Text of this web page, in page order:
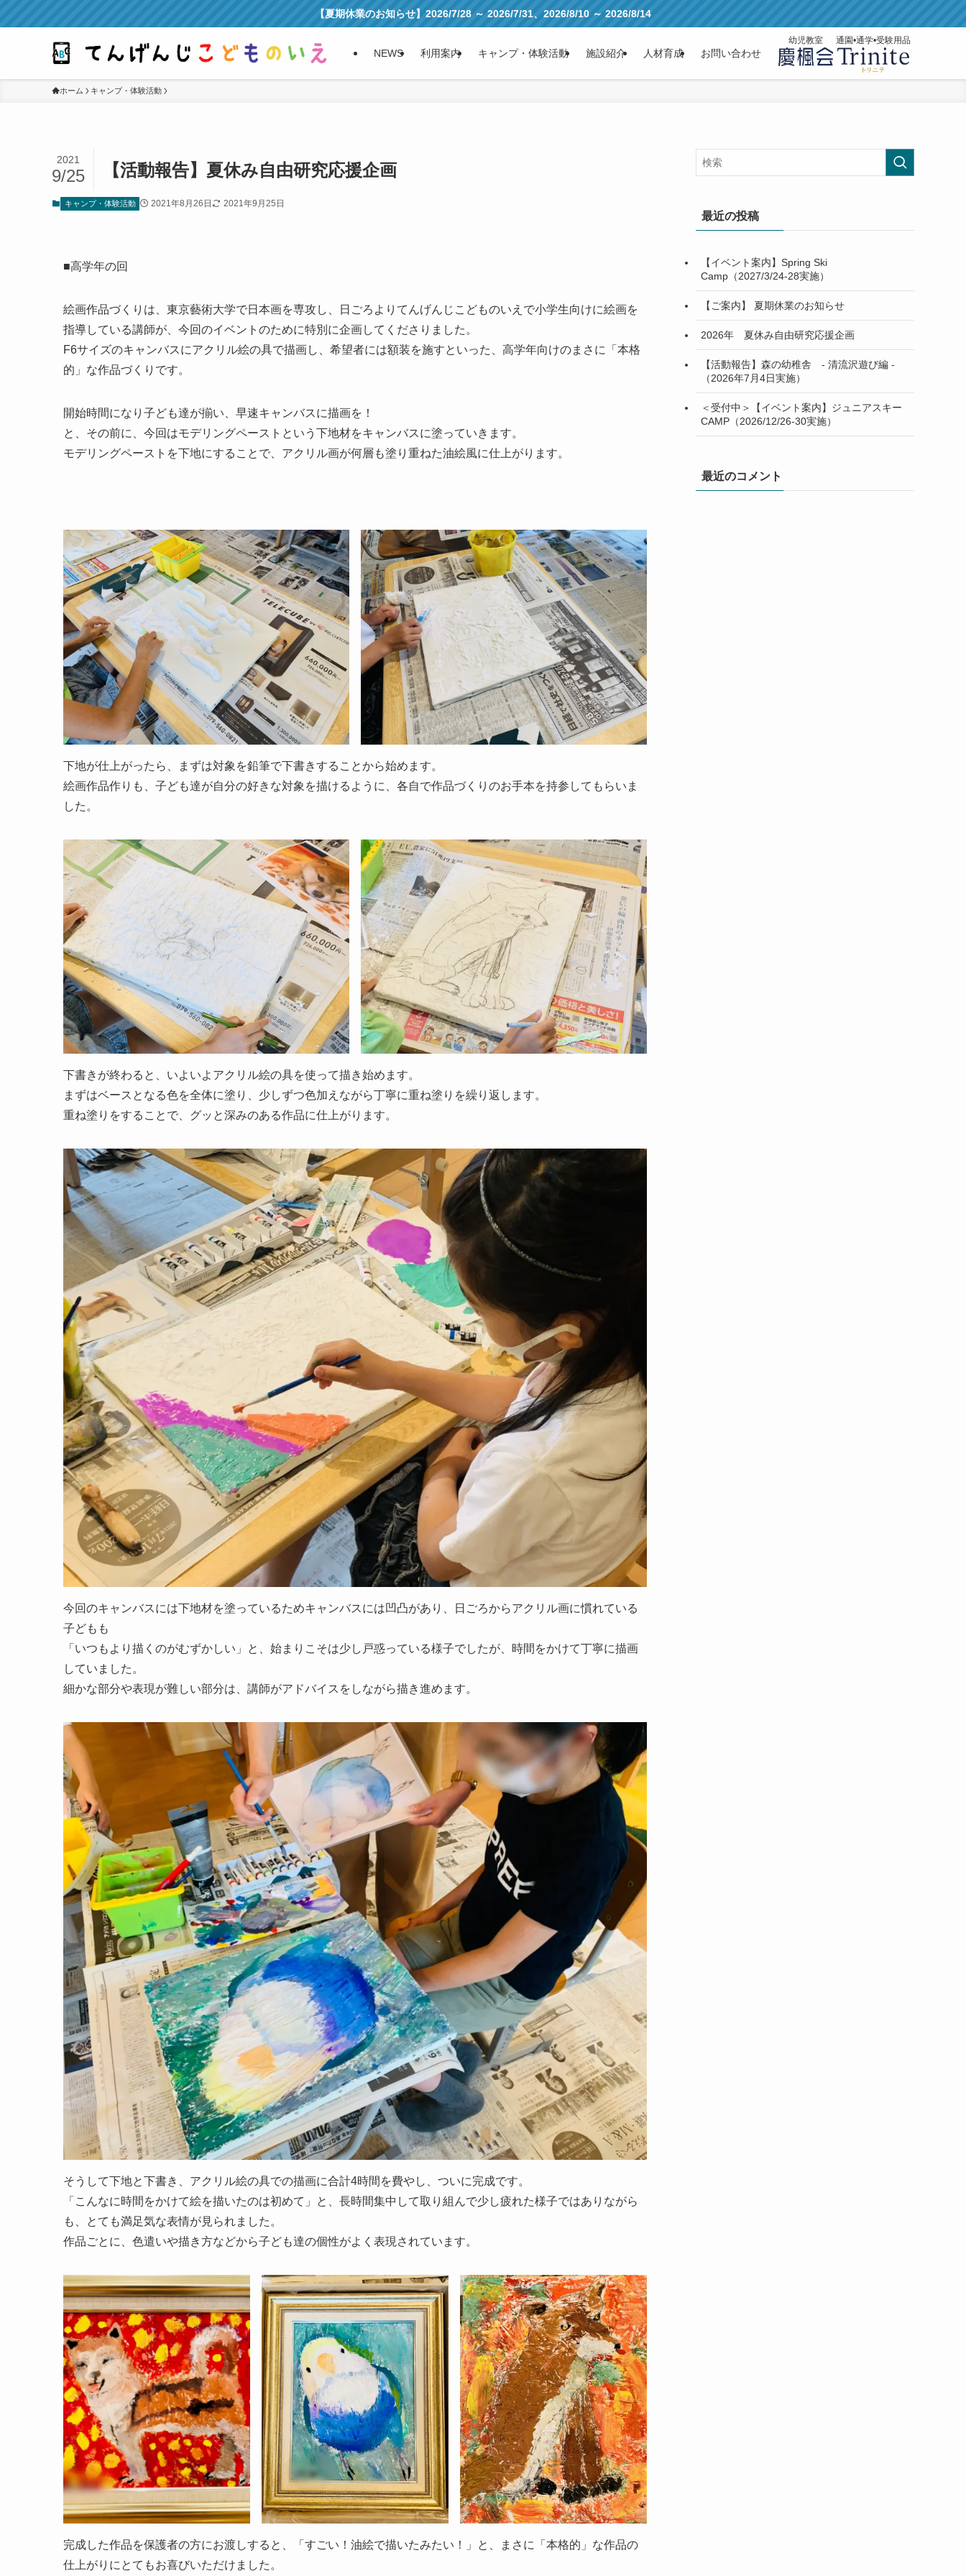
【夏期休業のお知らせ】2026/7/28 ～ 2026/7/31、2026/8/10 ～ 2026/8/14
NEWS 利用案内 キャンプ・体験活動 施設紹介 人材育成 お問い合わせ
幼児教室 通園•通学•受験用品
ホーム キャンプ・体験活動
【活動報告】夏休み自由研究応援企画
2021
9/25
キャンプ・体験活動 2021年8月26日 2021年9月25日
■高学年の回
絵画作品づくりは、東京藝術大学で日本画を専攻し、日ごろよりてんげんじこどものいえで小学生向けに絵画を
指導している講師が、今回のイベントのために特別に企画してくださりました。
F6サイズのキャンバスにアクリル絵の具で描画し、希望者には額装を施すといった、高学年向けのまさに「本格
的」な作品づくりです。
開始時間になり子ども達が揃い、早速キャンバスに描画を！
と、その前に、今回はモデリングペーストという下地材をキャンバスに塗っていきます。
モデリングペーストを下地にすることで、アクリル画が何層も塗り重ねた油絵風に仕上がります。
下地が仕上がったら、まずは対象を鉛筆で下書きすることから始めます。
絵画作品作りも、子ども達が自分の好きな対象を描けるように、各自で作品づくりのお手本を持参してもらいま
した。
下書きが終わると、いよいよアクリル絵の具を使って描き始めます。
まずはベースとなる色を全体に塗り、少しずつ色加えながら丁寧に重ね塗りを繰り返します。
重ね塗りをすることで、グッと深みのある作品に仕上がります。
今回のキャンバスには下地材を塗っているためキャンバスには凹凸があり、日ごろからアクリル画に慣れている
子どもも
「いつもより描くのがむずかしい」と、始まりこそは少し戸惑っている様子でしたが、時間をかけて丁寧に描画
していました。
細かな部分や表現が難しい部分は、講師がアドバイスをしながら描き進めます。
そうして下地と下書き、アクリル絵の具での描画に合計4時間を費やし、ついに完成です。
「こんなに時間をかけて絵を描いたのは初めて」と、長時間集中して取り組んで少し疲れた様子ではありながら
も、とても満足気な表情が見られました。
作品ごとに、色遣いや描き方などから子ども達の個性がよく表現されています。
完成した作品を保護者の方にお渡しすると、「すごい！油絵で描いたみたい！」と、まさに「本格的」な作品の
仕上がりにとてもお喜びいただけました。
最近の投稿
【イベント案内】Spring Ski
Camp（2027/3/24-28実施）
【ご案内】 夏期休業のお知らせ
2026年 夏休み自由研究応援企画
【活動報告】森の幼稚舎 - 清流沢遊び編 -
（2026年7月4日実施）
＜受付中＞【イベント案内】ジュニアスキー
CAMP（2026/12/26-30実施）
最近のコメント